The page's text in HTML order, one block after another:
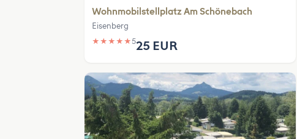
Wohnmobilstellplatz Am Schönebach
Eisenberg
★ ★ ★ ★ ★525 EUR